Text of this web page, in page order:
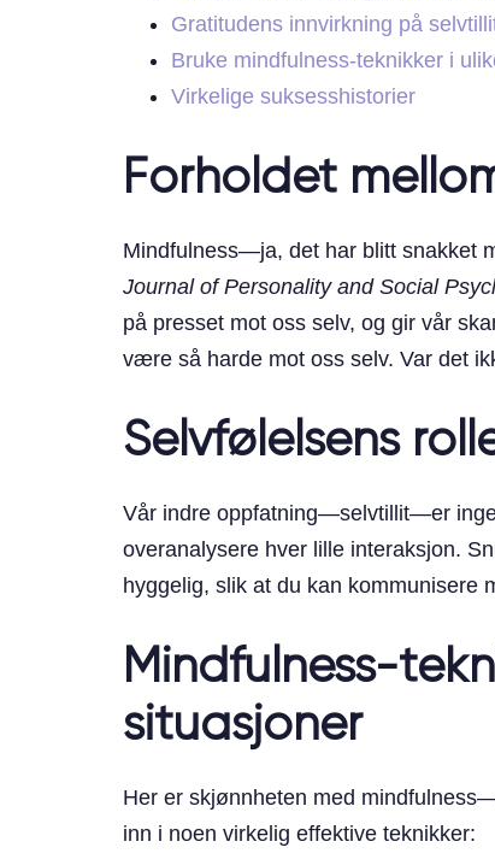
Gratitudens innvirkning på
Bruke mindfulness-teknikker i
Virkelige suksesshistorier
Forholdet
Mindfulness—ja, det har blitt snakket
Journal of Personality and Social
på presset mot oss selv, og gir vår
være så harde mot oss selv. Var det
Selvfølelsens
Vår indre oppfatning—selvtillit—er
overanalysere hver lille interaksjon.
hyggelig, slik at du kan kommunisere
Mindfulness-
situasjoner
Her er skjønnheten med
inn i noen virkelig effektive teknikker: